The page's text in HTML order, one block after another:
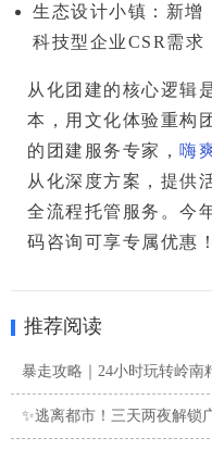
生态设计小镇 ：新增
科技型企业CSR需求
从化团建的核心逻辑
本，用文化体验重构
的团建服务专家， 嗨
从化深度方案，提供
全流程托管服务。 今
码咨询可享专属优惠！
推荐阅读
暴走攻略｜24小时玩转岭南
✨逃离都市！三天两夜解锁